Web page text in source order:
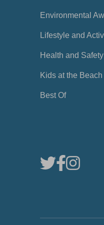
Environmental
Lifestyle and
Health and Safety
Kids at the Beach
Best Of